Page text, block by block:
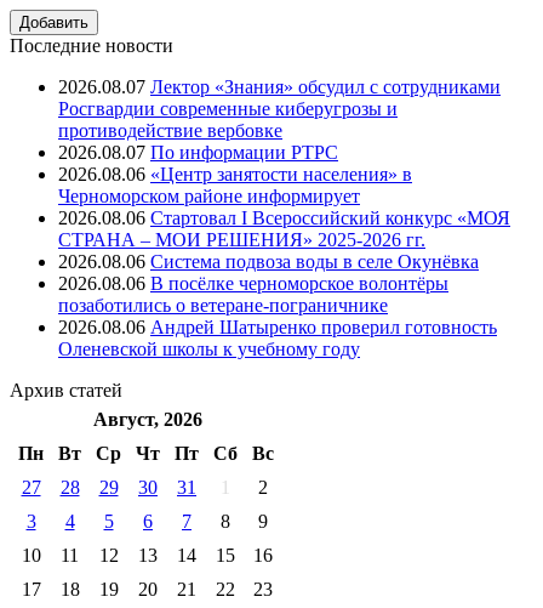
Последние новости
2026.08.07 Лектор «Знания» обсудил с сотрудниками
Росгвардии современные киберугрозы и
противодействие вербовке
2026.08.07 ⁠По информации РТРС
2026.08.06 «Центр занятости населения» в
Черноморском районе информирует
2026.08.06 Стартовал I Всероссийский конкурс «МОЯ
СТРАНА – МОИ РЕШЕНИЯ» 2025-2026 гг.
2026.08.06 Система подвоза воды в селе Окунёвка
2026.08.06 В посёлке черноморское волонтёры
позаботились о ветеране-пограничнике
2026.08.06 Андрей Шатыренко проверил готовность
Оленевской школы к учебному году
Архив статей
Август, 2026
Пн
Вт Ср Чт Пт Cб
Вс
27
28 29 30 31 1
2
3
4 5 6 7 8
9
10
11 12 13 14 15
16
17
18 19 20 21 22
23